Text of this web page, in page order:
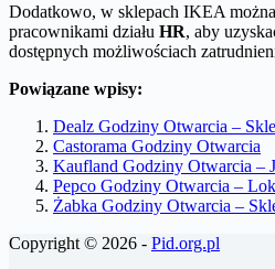
Dodatkowo, w sklepach IKEA
pracownikami działu HR, aby
dostępnych możliwościach
Powiązane wpisy:
Dealz Godziny Otwarcia –
Castorama Godziny Otwarcia
Kaufland Godziny Otwarcia –
Pepco Godziny Otwarcia –
Żabka Godziny Otwarcia –
Copyright © 2026 - Pid.org.pl